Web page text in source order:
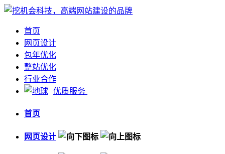
首页
网页设计
包年优化
整站优化
行业合作
优质服务
首页
网页设计